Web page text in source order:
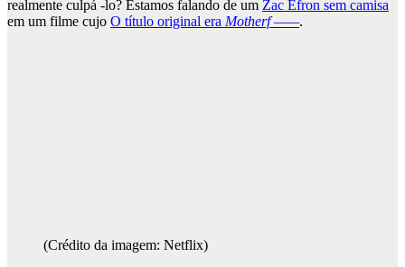
realmente culpá -lo? Estamos falando de um Zac Efron sem camisa
em um filme cujo O título original era Motherf ——.
(Crédito da imagem: Netflix)